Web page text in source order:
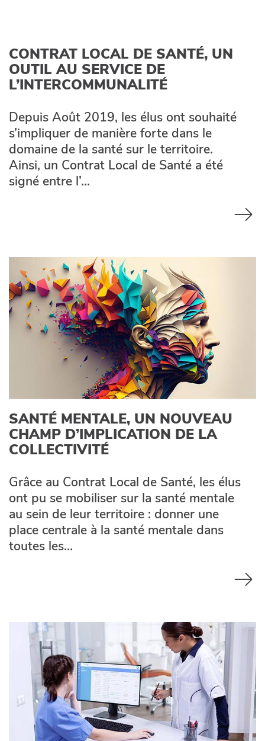
CONTRAT LOCAL DE SANTÉ, UN
OUTIL AU SERVICE DE
L’INTERCOMMUNALITÉ
Depuis Août 2019, les élus ont souhaité
s’impliquer de manière forte dans le
domaine de la santé sur le territoire.
Ainsi, un Contrat Local de Santé a été
signé entre l’…
SANTÉ MENTALE, UN NOUVEAU
CHAMP D’IMPLICATION DE LA
COLLECTIVITÉ
Grâce au Contrat Local de Santé, les élus
ont pu se mobiliser sur la santé mentale
au sein de leur territoire : donner une
place centrale à la santé mentale dans
toutes les…